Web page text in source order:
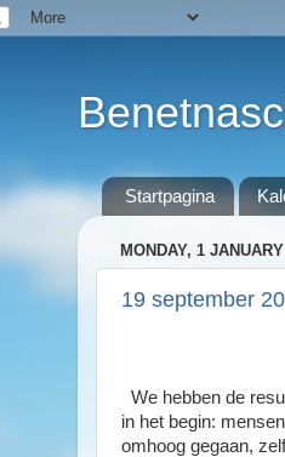
Startpagina
MONDAY, 1
19 september
We hebben de
in het begin:
omhoog gegaan,